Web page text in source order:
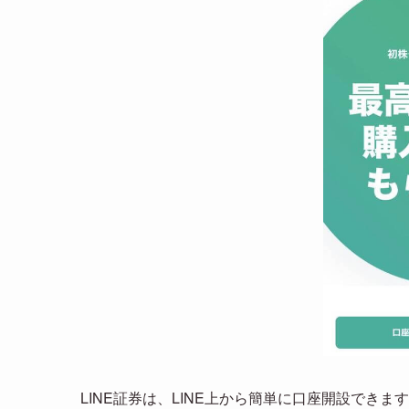
LINE証券は、LINE上から簡単に口座開設できま